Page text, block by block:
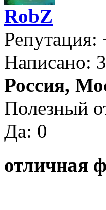
RobZ
Репутация:
Написано:
Россия,
Полезный
Да: 0
отличная